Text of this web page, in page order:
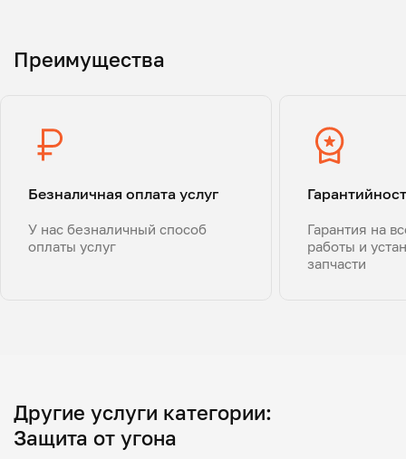
Преимущества
Безналичная оплата услуг
У нас безналичный способ
оплаты услуг
Гарантия на
работы и
запчасти
Другие услуги категории:
Защита от угона